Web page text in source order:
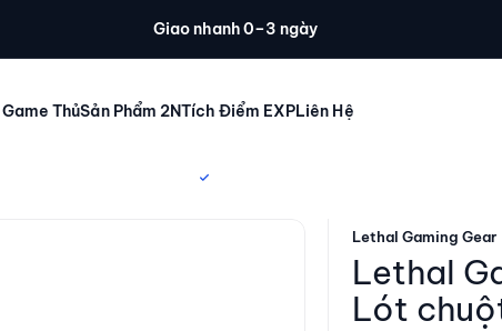
Giao nhanh 0–3 ngày
ThủSản Phẩm 2NTích Điểm EXPLiên Hệ
Lethal Gaming Gear
Lethal
Lót